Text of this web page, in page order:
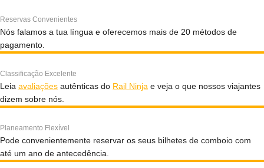
Reservas Convenientes
Nós falamos a tua língua e oferecemos mais de 20 métodos de
pagamento.
Classificação Excelente
Leia avaliações autênticas do Rail Ninja e veja o que nossos viajantes
dizem sobre nós.
Planeamento Flexível
Pode convenientemente reservar os seus bilhetes de comboio com
até um ano de antecedência.